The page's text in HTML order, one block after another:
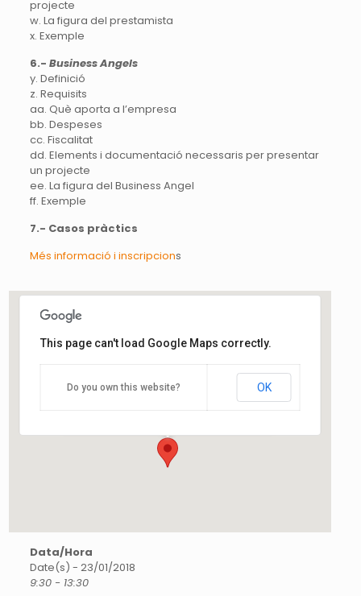
projecte
w. La figura del prestamista
x. Exemple
6.- Business Angels
y. Definició
z. Requisits
aa. Què aporta a l’empresa
bb. Despeses
cc. Fiscalitat
dd. Elements i documentació necessaris per presentar
un projecte
ee. La figura del Business Angel
ff. Exemple
7.- Casos pràctics
Més informació i inscripcions
This page can't load Google Maps correctly.
Do you own this website? OK
Data/Hora
Date(s) - 23/01/2018
9:30 - 13:30